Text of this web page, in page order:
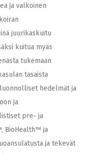
ja valkoinen
juurikaskuitu
kuitua myäs
tukemaan
tasaista
hedelmät ja
ja
pre- ja
BioHealth™ ja
ja tekevät